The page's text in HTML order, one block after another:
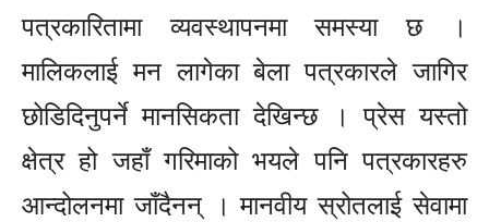
पत्रकारितामा व्यवस्थापनमा समस्या छ ।
मालिकलाई मन लागेका बेला पत्रकारले जागिर
छोडिदिनुपर्ने मानसिकता देखिन्छ । प्रेस यस्तो
क्षेत्र हो जहाँ गरिमाको भयले पनि पत्रकारहरु
आन्दोलनमा जाँदैनन् । मानवीय स्रोतलाई सेवामा